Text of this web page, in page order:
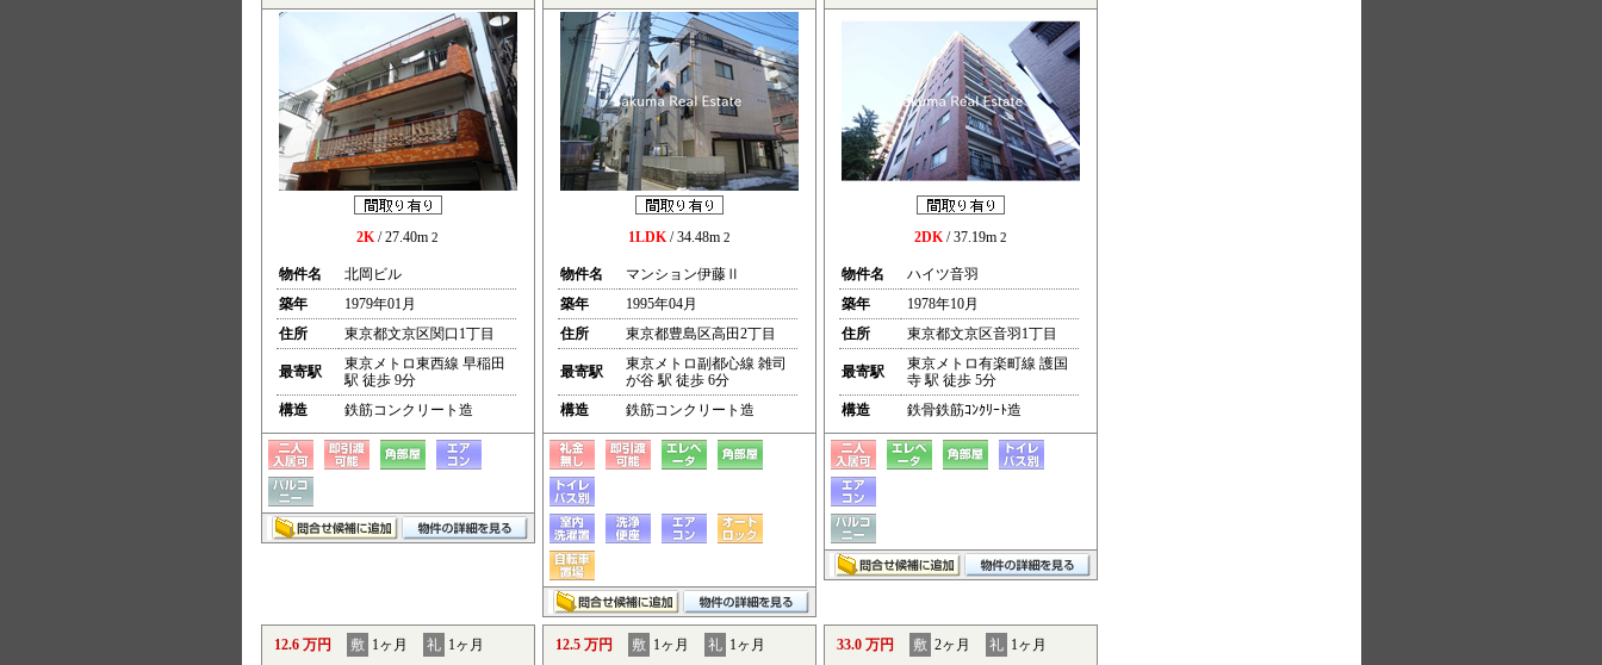
2K/ 27.40m 2
物件名
北岡ビル
築年
1979年01月
住所
東京都文京区関口1丁目
最寄駅
東京メトロ東西線 早稲田
駅 徒歩 9分
構造
鉄筋コンクリート造
1LDK/ 34.48m 2
物件名
マンション伊藤Ⅱ
築年
1995年04月
住所
東京都豊島区高田2丁目
最寄駅
東京メトロ副都心線 雑司
が谷 駅 徒歩 6分
構造
鉄筋コンクリート造
2DK/ 37.19m 2
物件名
ハイツ音羽
築年
1978年10月
住所
東京都文京区音羽1丁目
最寄駅
東京メトロ有楽町線 護国
寺 駅 徒歩 5分
構造
鉄骨鉄筋ｺﾝｸﾘｰﾄ造
12.6 万円 敷 1ヶ月 礼 1ヶ月 12.5 万円 敷 1ヶ月 礼 1ヶ月 33.0 万円 敷 2ヶ月 礼 1ヶ月